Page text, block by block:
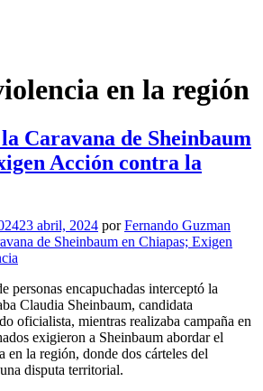
en la región
Caravana de Sheinbaum
Acción contra la
23 abril, 2024 porFernando Guzman
personas encapuchadas interceptó la
Claudia Sheinbaum, candidata
oficialista, mientras realizaba campaña en
exigieron a Sheinbaum abordar el
en la región, donde dos cárteles del
disputa territorial.